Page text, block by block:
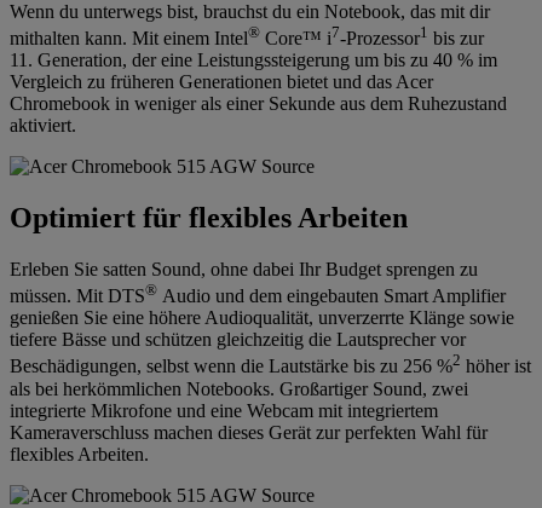
Wenn du unterwegs bist, brauchst du ein Notebook, das mit dir
mithalten kann. Mit einem Intel® Core™ i7-Prozessor1 bis zur
11. Generation, der eine Leistungssteigerung um bis zu 40 % im
Vergleich zu früheren Generationen bietet und das Acer
Chromebook in weniger als einer Sekunde aus dem Ruhezustand
aktiviert.
Optimiert für flexibles Arbeiten
Erleben Sie satten Sound, ohne dabei Ihr Budget sprengen zu
müssen. Mit DTS® Audio und dem eingebauten Smart Amplifier
genießen Sie eine höhere Audioqualität, unverzerrte Klänge sowie
tiefere Bässe und schützen gleichzeitig die Lautsprecher vor
Beschädigungen, selbst wenn die Lautstärke bis zu 256 %2 höher ist
als bei herkömmlichen Notebooks. Großartiger Sound, zwei
integrierte Mikrofone und eine Webcam mit integriertem
Kameraverschluss machen dieses Gerät zur perfekten Wahl für
flexibles Arbeiten.